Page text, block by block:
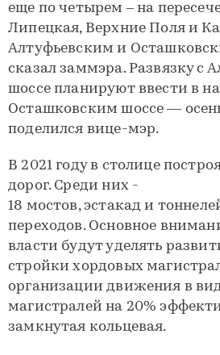
еще по четырем – на
Липецкая, Верхние Поля и
Алтуфьевским и
сказал заммэра. Развязку с
шоссе планируют ввести в
Осташковским шоссе —
поделился вице-мэр.
В 2021 году в столице
дорог. Среди них -
18 мостов, эстакад и
переходов. Основное
власти будут уделять
стройки хордовых
организации движения в
магистралей на 20%
замкнутая кольцевая.